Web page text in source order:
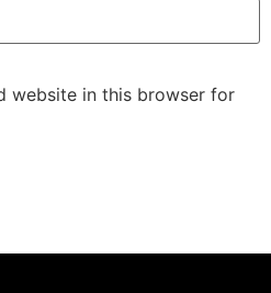
website in this browser for